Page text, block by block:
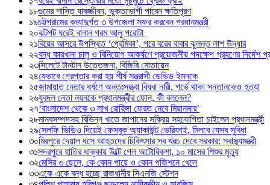
১৮গুমের শাস্তি যাবজ্জীবন, ভুক্তভোগী পাবেন ক্ষতিপূরণ
১৯চট্টগ্রামের বন্যাদুর্গত ৩ উপজেলা সফর করবেন প্রধানমন্ত্রী
২০ঝটপট ঘরেই বানান গরম আলু পরোটা
২১বিয়ের আসরে উপস্থিত ‘প্রেমিকা’, পরে বরের বাবার ঝুলন্ত লাশ উদ্ধার
২২বন্ধ কারখানা চালু ও বিনিয়োগ আকর্ষণে প্রয়োজনীয় পদক্ষেপ গ্রহণের নির্দেশ
২৩সিলেটে টানটান উত্তেজনা, বিজিবি মোতায়েন
২৪যেভাবে গ্রেপ্তার করা হয় শীর্ষ সন্ত্রাসী ডেভিড ইমনকে
২৫জামায়াত নেতার ধর্ষণে অন্তঃসত্ত্বা বিধবা নারী, গর্ভে থাকা সন্তানকেও হত্যা
২৬যুবদল নেতা নয়নকে প্রধানমন্ত্রীর ফোন, কী বললেন?
২৭‘বাংলাদেশ থেকে ৩ লাখ রোহিঙ্গা ফেরত নেবে মিয়ানমার’
২৮মানবসম্পদসহ বিভিন্ন খাতে জাপানের সক্রিয় সহযোগিতা চাইলেন প্রধানমন্ত্রী
২৯সেলফি ভিডিও দিয়েই ফেসবুক অ্যাকাউন্ট ভেরিফাই, মিলবে যেসব সুবিধা
৩০মিরপুরে দেয়াল ধসে আহতদের চিকিৎসার সব খরচ দেবে সরকার: স্বাস্থ্যমন্ত্রী
৩১সদরপুরে হাতির ধাক্কায় উল্টে গেল অটোরিকশা, ১০ মাসের শিশুর মৃত্যু
৩২মেসির ৩ ছেলে, কে কোন পায়ে ও কোন পজিশনে খেলে
৩৩একে একে বন্ধ হচ্ছে রাজধানীর সিএনজি স্টেশন